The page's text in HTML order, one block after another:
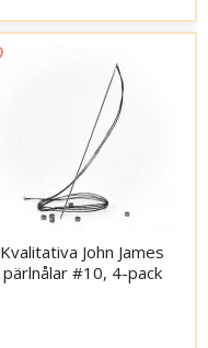
Kvalitativa John James
pärlnålar #10, 4-pack